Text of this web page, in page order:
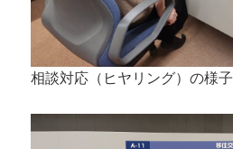
相談対応（ヒヤリング）の様子